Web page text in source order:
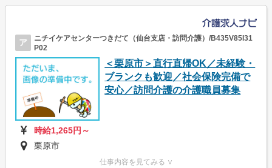
ア
ニチイケアセンターつきだて（仙台支店・訪問介護）/B435V85I31
P02
＜栗原市＞直行直帰OK／未経験・
ブランクも歓迎／社会保険完備で
安心／訪問介護の介護職員募集
時給1,265円～
栗原市
仕事内容を見てみる ∨